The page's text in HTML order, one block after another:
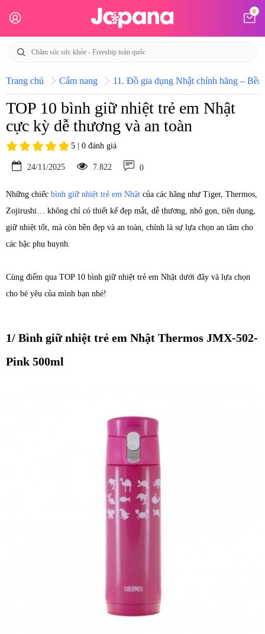
0
Trang chủ Cẩm nang 11. Đồ gia dụng Nhật chính hãng –
TOP 10 bình giữ nhiệt trẻ em Nhật
cực kỳ dễ thương và an toàn
5 | 0 đánh giá
24/11/2025 7.822 0
Những chiếc bình giữ nhiệt trẻ em Nhật của các hãng như Tiger, Thermos,
Zojirushi… không chỉ có thiết kế đẹp mắt, dễ thương, nhỏ gọn, tiện dụng,
giữ nhiệt tốt, mà còn bền đẹp và an toàn, chính là sự lựa chọn an tâm cho
các bậc phụ huynh.
Cùng điểm qua TOP 10 bình giữ nhiệt trẻ em Nhật dưới đây và lựa chọn
cho bé yêu của mình bạn nhé!
1/ Bình giữ nhiệt trẻ em Nhật Thermos JMX-502-
Pink 500ml